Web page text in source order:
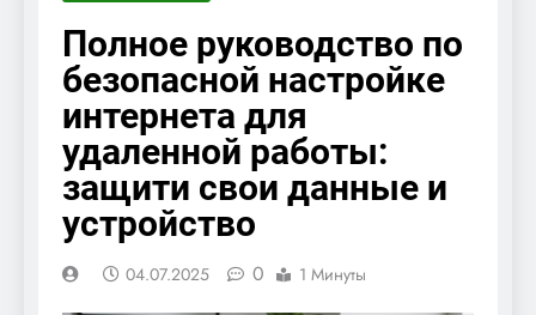
Полное руководство по
безопасной настройке
интернета для
удаленной работы:
защити свои данные и
устройство
04.07.2025 0 1 Минуты